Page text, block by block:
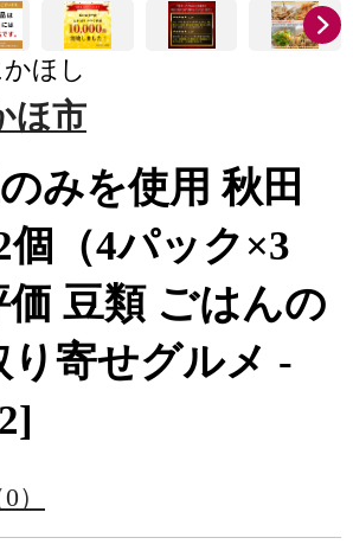
ほし
ほ市
みを使用 秋田
個（4パック×3
豆類 ごはんの
り寄せグルメ -
0）